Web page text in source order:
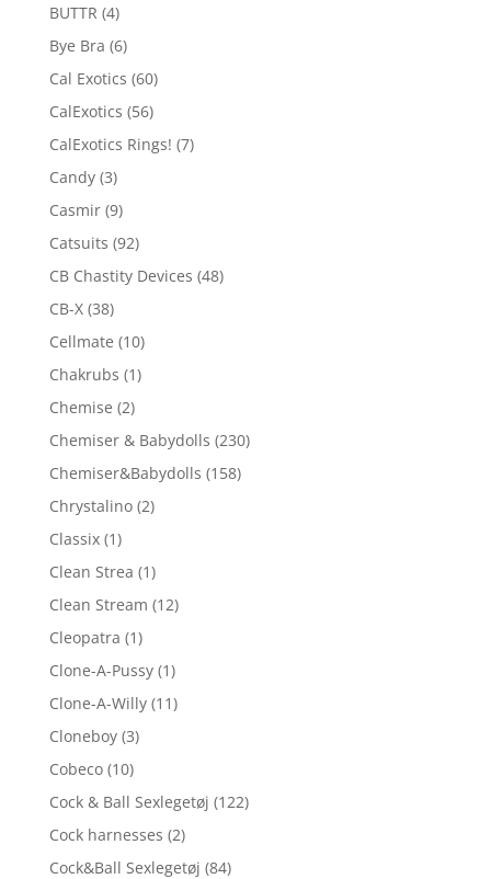
BUTTR (4)
Bye Bra (6)
Cal Exotics (60)
CalExotics (56)
CalExotics Rings! (7)
Candy (3)
Casmir (9)
Catsuits (92)
CB Chastity Devices (48)
CB-X (38)
Cellmate (10)
Chakrubs (1)
Chemise (2)
Chemiser & Babydolls (230)
Chemiser&Babydolls (158)
Chrystalino (2)
Classix (1)
Clean Strea (1)
Clean Stream (12)
Cleopatra (1)
Clone-A-Pussy (1)
Clone-A-Willy (11)
Cloneboy (3)
Cobeco (10)
Cock & Ball Sexlegetøj (122)
Cock harnesses (2)
Cock&Ball Sexlegetøj (84)